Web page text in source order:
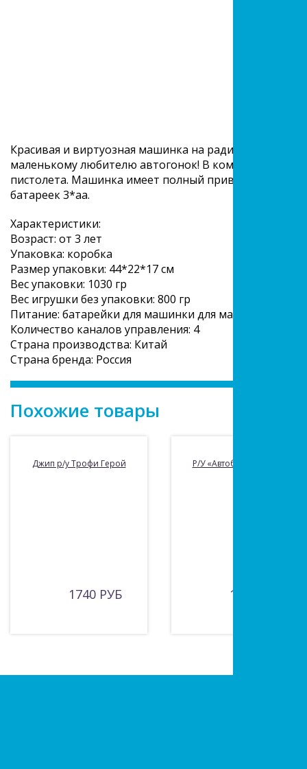
Красивая и виртуозная машинка на
маленькому любителю автогонок! В комплект
пистолета. Машинка имеет полный привод и
батареек 3*аа.
Характеристики:
Возраст: от 3 лет
Упаковка: коробка
Размер упаковки: 44*22*17 см
Вес упаковки: 1030 гр
Вес игрушки без упаковки: 800 гр
Питание: батарейки для машинки для машинки 5*AA/
Количество каналов управления: 4
Страна производства: Китай
Страна бренда: Россия
Похожие товары
Джип р/у Трофи Герой
1740 РУБ
Р/У «Автобус», 4 канала
1420 РУБ